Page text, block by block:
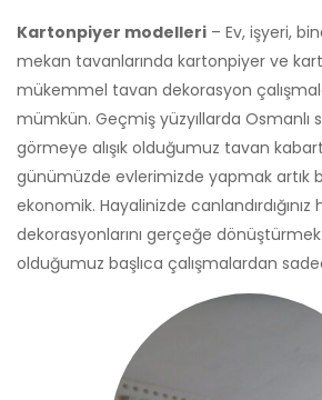
Kartonpiyer modelleri – Ev, işyeri,
mekan tavanlarında kartonpiyer ve
mükemmel tavan dekorasyon
mümkün. Geçmiş yüzyıllarda Osmanlı
görmeye alışık olduğumuz tavan
günümüzde evlerimizde yapmak artık
ekonomik. Hayalinizde
dekorasyonlarını gerçeğe
olduğumuz başlıca çalışmalardan